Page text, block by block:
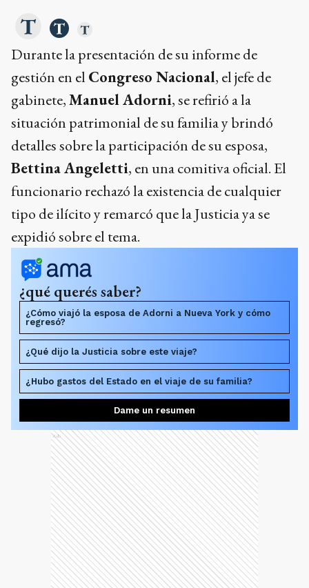
Durante la presentación de su informe de
gestión en el Congreso Nacional, el jefe de
gabinete,Manuel Adorni, se refirió a la
situación patrimonial de su familia y brindó
detalles sobre la participación de su esposa,
Bettina Angeletti, en una comitiva oficial. El
funcionario rechazó la existencia de cualquier
tipo de ilícito y remarcó que la Justicia ya se
expidió sobre el tema.
¿qué querés saber?
¿Cómo viajó la esposa de Adorni a Nueva York y cómo
regresó?
¿Qué dijo la Justicia sobre este viaje?
¿Hubo gastos del Estado en el viaje de su familia?
Dame un resumen
Ads